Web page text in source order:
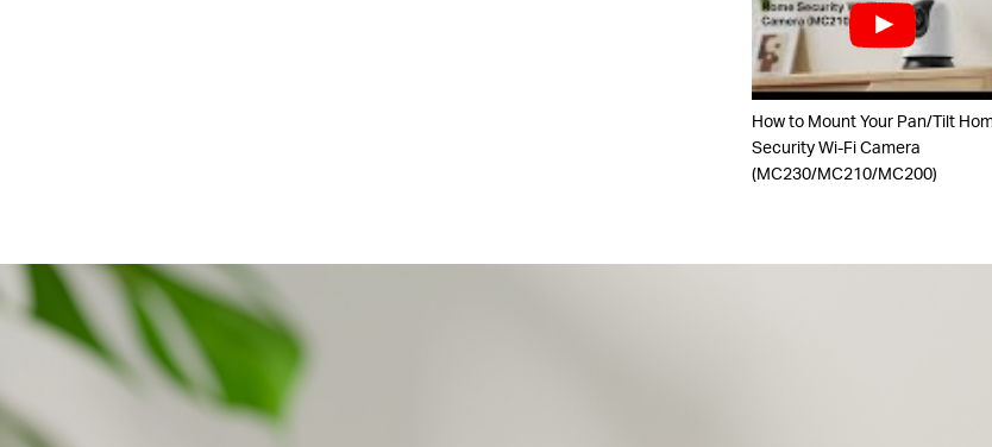
How to Mount Your Pan/Tilt
Security Wi-Fi Camera
(MC230/MC210/MC200)